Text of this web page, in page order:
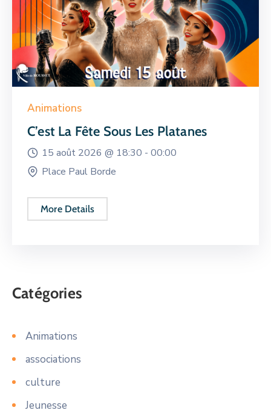
Animations
C’est La Fête Sous Les Platanes
15 août 2026 @ 18:30 - 00:00
Place Paul Borde
More Details
Catégories
Animations
associations
culture
Jeunesse